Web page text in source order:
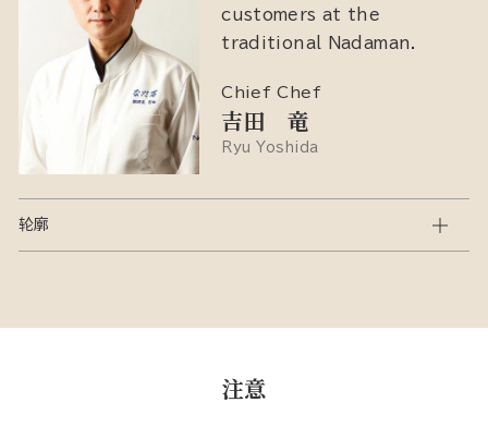
customers at the
traditional Nadaman.
Chief Chef
吉田 竜
Ryu Yoshida
轮廓
注意